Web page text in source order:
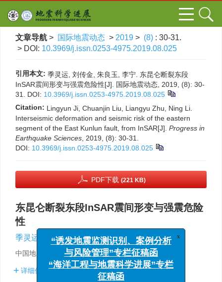
文章导航 > 国际地震动态 > 2019 > (8) : 30-31.
> DOI: 10.3969/j.issn.0253-4975.2019.08.025
引用本文: 季灵运, 刘传金, 朱良玉, 李宁. 东昆仑断裂东段
InSAR震间形变与强震危险性[J]. 国际地震动态, 2019, (8): 30-
31. DOI: 10.3969/j.issn.0253-4975.2019.08.025
Citation: Lingyun Ji, Chuanjin Liu, Liangyu Zhu, Ning Li.
Interseismic deformation and seismic risk of the eastern
segment of the East Kunlun fault, from InSAR[J]. Progress in
Earthquake Sciences , 2019, (8): 30-31.
DOI: 10.3969/j.issn.0253-4975.2019.08.025
PDF下载 (221 KB)
东昆仑断裂东段InSAR震间形变与强震危险
性
季灵运 , 刘传金, 朱良玉, 李宁
中国地震局第二监测中心，西安 710054
详细信息
“诱发地震监测识别、案例分析
与风险管理”专栏征稿函
“海洋工程与地震科学进展”专栏
征稿函